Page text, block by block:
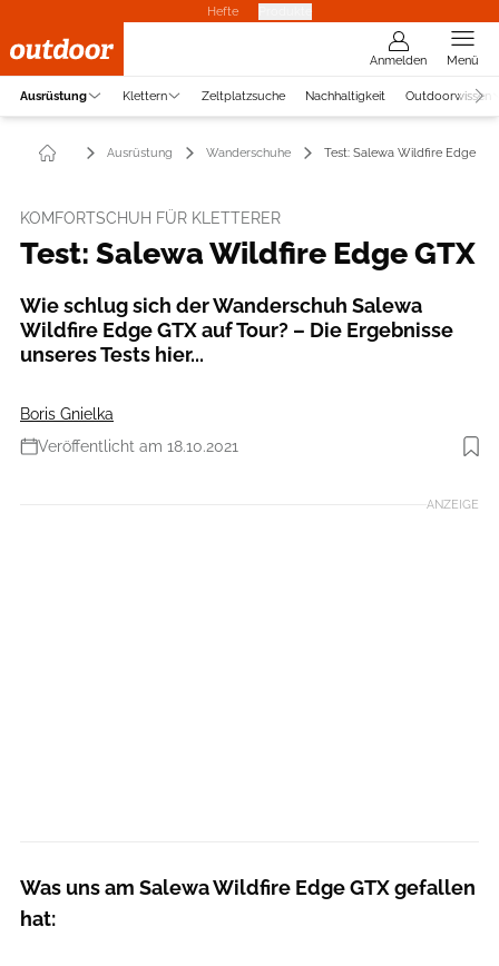
Hefte
Anmelden Menü
Ausrüstung Klettern Zeltplatzsuche Nachhaltigkeit Outdoorwissen
Ausrüstung Wanderschuhe Test: Salewa Wildfire Edge
KOMFORTSCHUH FÜR KLETTERER
Test: Salewa Wildfire Edge GTX
Wie schlug sich der Wanderschuh Salewa
Wildfire Edge GTX auf Tour? – Die Ergebnisse
unseres Tests hier...
Boris Gnielka
Veröffentlicht am 18.10.2021
Foto: MPS Fotostudio
ANZEIGE
Was uns am Salewa Wildfire Edge GTX gefallen
hat: